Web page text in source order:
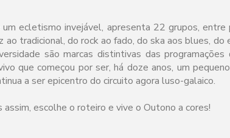
ecletismo invejável, apresenta 22 grupos,
ao tradicional, do rock ao fado, do ska aos blues, do
são marcas distintivas das programações
que começou por ser, há doze anos, um
a ser epicentro do circuito agora luso-galaico.
assim, escolhe o roteiro e vive o Outono a cores!